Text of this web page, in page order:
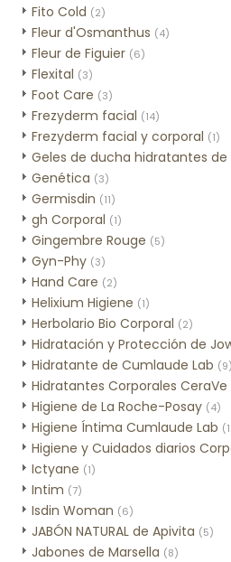
Fito Cold (2)
Fleur d'Osmanthus (4)
Fleur de Figuier (6)
Flexital (3)
Foot Care (3)
Frezyderm facial (14)
Frezyderm facial y corporal (1)
Geles de ducha hidratantes de
Genética (3)
Germisdin (11)
gh Corporal (1)
Gingembre Rouge (5)
Gyn-Phy (3)
Hand Care (2)
Helixium Higiene (1)
Herbolario Bio Corporal (2)
Hidratación y Protección de
Hidratante de Cumlaude Lab (9)
Hidratantes Corporales CeraVe
Higiene de La Roche-Posay (4)
Higiene Íntima Cumlaude Lab
Higiene y Cuidados diarios
Ictyane (1)
Intim (7)
Isdin Woman (6)
JABÓN NATURAL de Apivita (5)
Jabones de Marsella (8)